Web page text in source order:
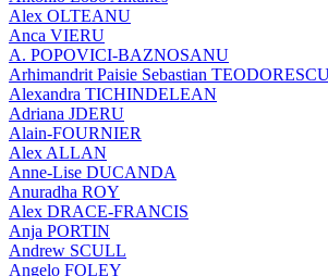
Alex OLTEANU
Anca VIERU
A. POPOVICI-BAZNOSANU
Arhimandrit Paisie Sebastian
Alexandra TICHINDELEAN
Adriana JDERU
Alain-FOURNIER
Alex ALLAN
Anne-Lise DUCANDA
Anuradha ROY
Alex DRACE-FRANCIS
Anja PORTIN
Andrew SCULL
Angelo FOLEY